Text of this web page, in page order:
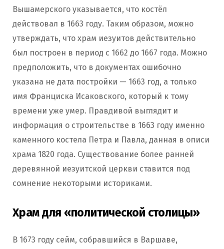
Вышамерского указывается, что костёл
действовал в 1663 году. Таким образом, можно
утверждать, что храм иезуитов действительно
был построен в период с 1662 до 1667 года. Можно
предположить, что в документах ошибочно
указана не дата постройки — 1663 год, а только
имя Франциска Исаковского, который к тому
времени уже умер. Правдивой выглядит и
информация о строительстве в 1663 году именно
каменного костела Петра и Павла, данная в описи
храма 1820 года. Существование более ранней
деревянной иезуитской церкви ставится под
сомнение некоторыми историками.
Храм для «политической столицы»
В 1673 году сейм, собравшийся в Варшаве,